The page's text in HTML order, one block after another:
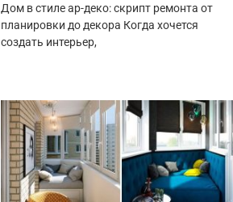
Дом в стиле ар-деко: скрипт ремонта от
планировки до декора Когда хочется
создать интерьер,